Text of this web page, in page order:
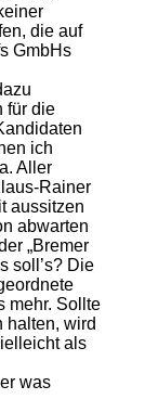
die auf
GmbHs
für die
ich
Aller
Rainer
aussitzen
abwarten
„Bremer
soll’s? Die
mehr. Sollte
halten, wird
als
was